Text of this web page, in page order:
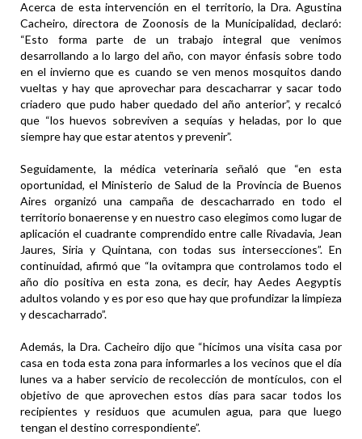
Acerca de esta intervención en el territorio, la Dra. Agustina
Cacheiro, directora de Zoonosis de la Municipalidad, declaró:
“Esto forma parte de un trabajo integral que venimos
desarrollando a lo largo del año, con mayor énfasis sobre todo
en el invierno que es cuando se ven menos mosquitos dando
vueltas y hay que aprovechar para descacharrar y sacar todo
criadero que pudo haber quedado del año anterior”, y recalcó
que “los huevos sobreviven a sequías y heladas, por lo que
siempre hay que estar atentos y prevenir”.
Seguidamente, la médica veterinaria señaló que “en esta
oportunidad, el Ministerio de Salud de la Provincia de Buenos
Aires organizó una campaña de descacharrado en todo el
territorio bonaerense y en nuestro caso elegimos como lugar de
aplicación el cuadrante comprendido entre calle Rivadavia, Jean
Jaures, Siria y Quintana, con todas sus intersecciones”. En
continuidad, afirmó que “la ovitampra que controlamos todo el
año dio positiva en esta zona, es decir, hay Aedes Aegyptis
adultos volando y es por eso que hay que profundizar la limpieza
y descacharrado”.
Además, la Dra. Cacheiro dijo que “hicimos una visita casa por
casa en toda esta zona para informarles a los vecinos que el día
lunes va a haber servicio de recolección de montículos, con el
objetivo de que aprovechen estos días para sacar todos los
recipientes y residuos que acumulen agua, para que luego
tengan el destino correspondiente”.